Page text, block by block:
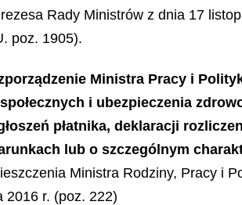
Rady Ministrów z dnia 17
poz. 1905).
Ministra Pracy i
i ubezpieczenia
płatnika, deklaracji
lub o szczególnym
Ministra Rodziny, Pracy i
2016 r. (poz. 222)